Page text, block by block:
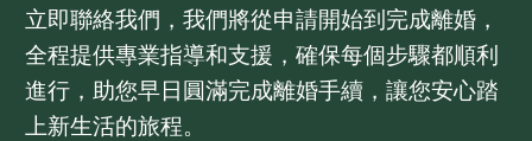
立即聯絡我們，我們將從申請開始到完成離婚，
全程提供專業指導和支援，確保每個步驟都順利
進行，助您早日圓滿完成離婚手續，讓您安心踏
上新生活的旅程。